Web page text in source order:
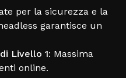
per la sicurezza e la
garantisce un
Livello 1: Massima
online.